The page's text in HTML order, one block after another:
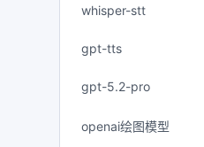
whisper-stt
gpt-tts
gpt-5.2-pro
openai绘图模型